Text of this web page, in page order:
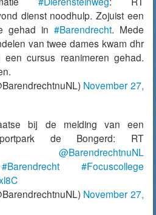
dienst noodhulp. Zojuist een
gehad in #Barendrecht. Mede
van twee dames kwam dhr
cursus reanimeren gehad.
November 27,
bij de melding van een
de Bongerd: RT
@BarendrechtnuNL
#Barendrecht
#Focuscollege
November 27,